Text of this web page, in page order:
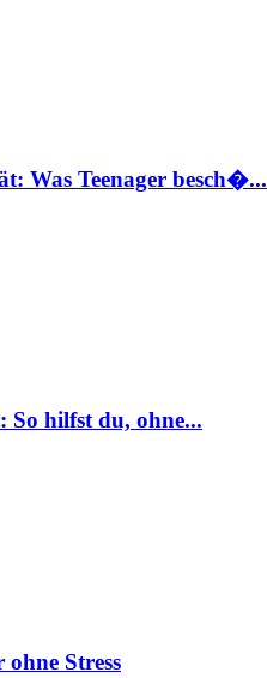
Was Teenager besch�...
hilfst du, ohne...
Stress